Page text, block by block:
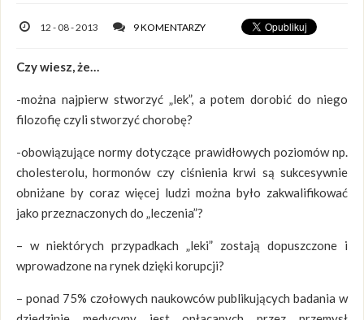
12 - 08 - 2013 9 KOMENTARZY
Czy wiesz, że…
-można najpierw stworzyć „lek”, a potem dorobić do niego
filozofię czyli stworzyć chorobę?
-obowiązujące normy dotyczące prawidłowych poziomów np.
cholesterolu, hormonów czy ciśnienia krwi są sukcesywnie
obniżane by coraz więcej ludzi można było zakwalifikować
jako przeznaczonych do „leczenia”?
– w niektórych przypadkach „leki” zostają dopuszczone i
wprowadzone na rynek dzięki korupcji?
– ponad 75% czołowych naukowców publikujących badania w